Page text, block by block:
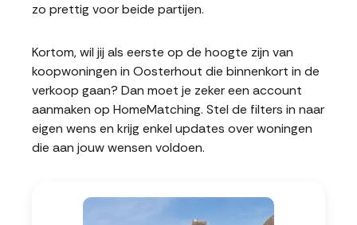
zo prettig voor beide partijen.
Kortom, wil jij als eerste op de hoogte zijn van
koopwoningen in Oosterhout die binnenkort in de
verkoop gaan? Dan moet je zeker een account
aanmaken op HomeMatching. Stel de filters in naar
eigen wens en krijg enkel updates over woningen
die aan jouw wensen voldoen.